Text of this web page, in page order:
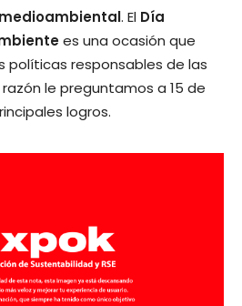
. El Día
es una ocasión que
políticas responsables de las
le preguntamos a 15 de
logros.